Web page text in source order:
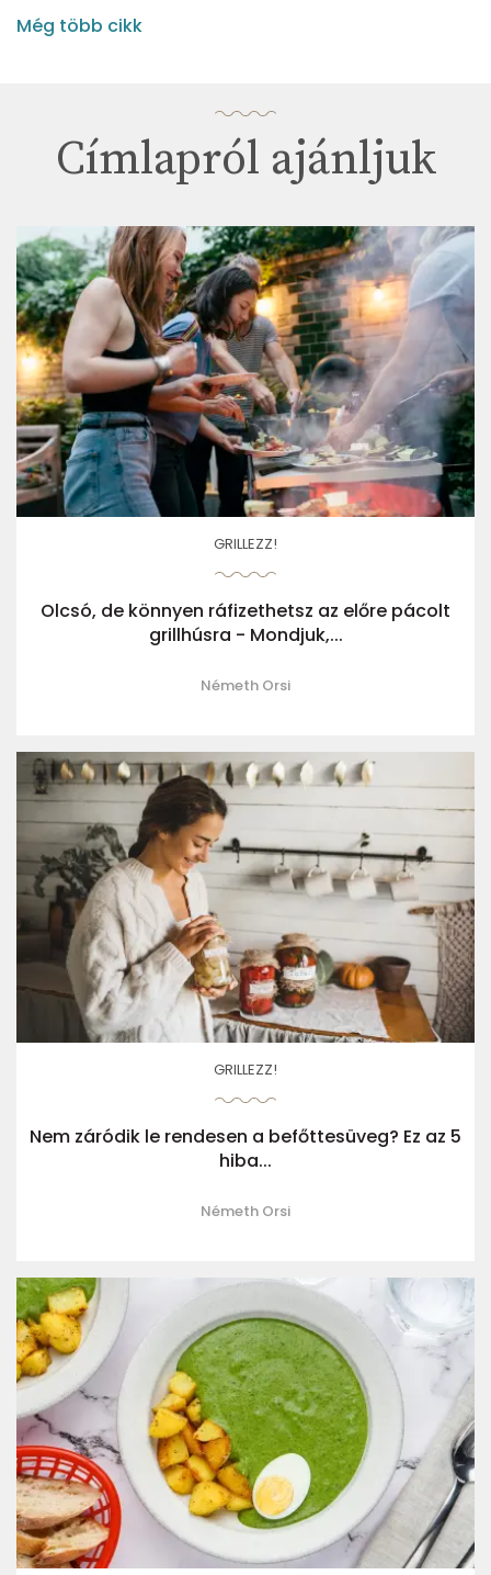
Még több cikk
Címlapról ajánljuk
GRILLEZZ!
Olcsó, de könnyen ráfizethetsz az előre pácolt
grillhúsra - Mondjuk,...
Németh Orsi
GRILLEZZ!
Nem záródik le rendesen a befőttesüveg? Ez az 5
hiba...
Németh Orsi